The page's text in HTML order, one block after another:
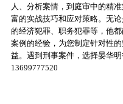
人、分析案情，到庭审中的精
富的实战技巧和应对策略。无
的经济犯罪、职务犯罪等，他
案例的经验，为您制定针对性
益。遇到刑事案件，选择晏华
13699777520